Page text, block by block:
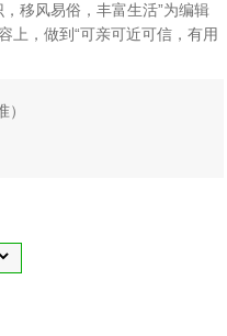
移风易俗，丰富生活”为编辑
上，做到“可亲可近可信，有用